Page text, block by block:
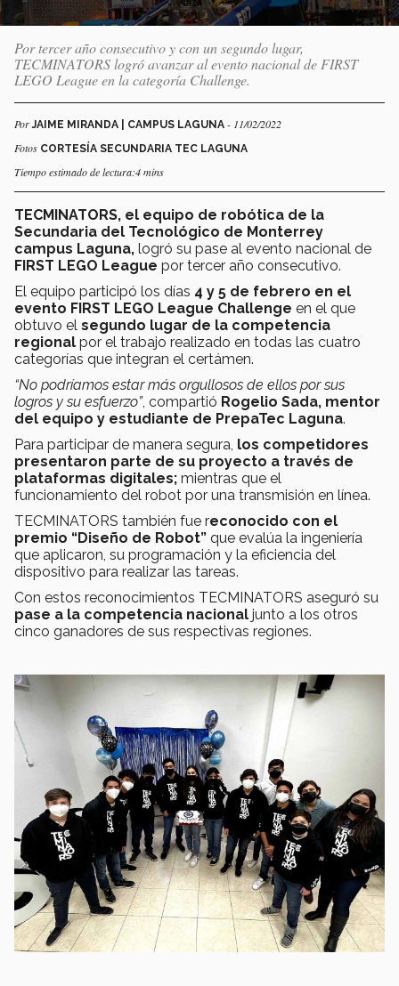
Por tercer año consecutivo y con un segundo lugar,
TECMINATORS logró avanzar al evento nacional de FIRST
LEGO League en la categoría Challenge.
PorJAIME MIRANDA | CAMPUS LAGUNA - 11/02/2022
Fotos CORTESÍA SECUNDARIA TEC LAGUNA
Tiempo estimado de lectura:4 mins
TECMINATORS, el equipo de robótica de la
Secundaria del Tecnológico de Monterrey
campus Laguna, logró su pase al evento nacional de
FIRST LEGO League por tercer año consecutivo.
El equipo participó los días 4 y 5 de febrero en el
evento FIRST LEGO League Challenge en el que
obtuvo el segundo lugar de la competencia
regional por el trabajo realizado en todas las cuatro
categorías que integran el certámen.
“No podríamos estar más orgullosos de ellos por sus
logros y su esfuerzo”, compartió Rogelio Sada, mentor
del equipo y estudiante de PrepaTec Laguna.
Para participar de manera segura, los competidores
presentaron parte de su proyecto a través de
plataformas digitales; mientras que el
funcionamiento del robot por una transmisión en línea.
TECMINATORS también fue reconocido con el
premio “Diseño de Robot” que evalúa la ingeniería
que aplicaron, su programación y la eficiencia del
dispositivo para realizar las tareas.
Con estos reconocimientos TECMINATORS aseguró su
pase a la competencia nacional junto a los otros
cinco ganadores de sus respectivas regiones.